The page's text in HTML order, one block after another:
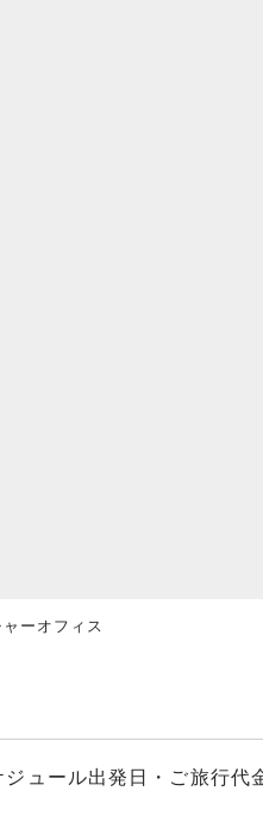
ーオフィス
ジュール出発日・ご旅行代